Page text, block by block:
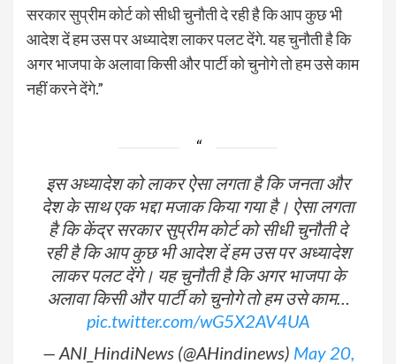
सरकार सुप्रीम कोर्ट को सीधी चुनौती दे रही है कि आप कुछ भी
आदेश दें हम उस पर अध्यादेश लाकर पलट देंगे. यह चुनौती है कि
अगर भाजपा के अलावा किसी और पार्टी को चुनोगे तो हम उसे काम
नहीं करने देंगे.”
इस अध्यादेश को लाकर ऐसा लगता है कि जनता और
देश के साथ एक भद्दा मजाक किया गया है। ऐसा लगता
है कि केंद्र सरकार सुप्रीम कोर्ट को सीधी चुनौती दे
रही है कि आप कुछ भी आदेश दें हम उस पर अध्यादेश
लाकर पलट देंगे। यह चुनौती है कि अगर भाजपा के
अलावा किसी और पार्टी को चुनोगे तो हम उसे काम…
pic.twitter.com/wG5X2AV4UA
— ANI_HindiNews (@AHindinews) May 20,